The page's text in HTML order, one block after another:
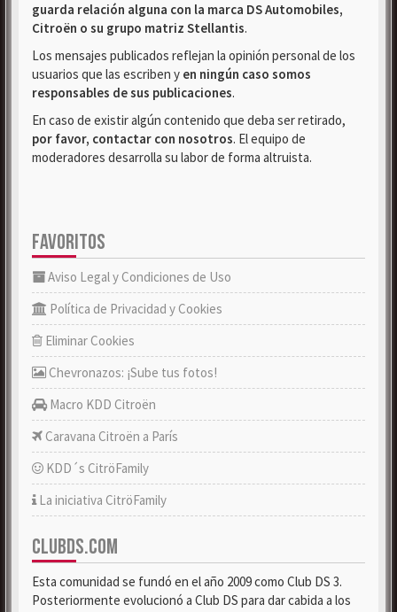
guarda relación alguna con la marca DS Automobiles,
Citroën o su grupo matriz Stellantis.
Los mensajes publicados reflejan la opinión personal de los
usuarios que las escriben y en ningún caso somos
responsables de sus publicaciones.
En caso de existir algún contenido que deba ser retirado,
por favor, contactar con nosotros. El equipo de
moderadores desarrolla su labor de forma altruista.
FAVORITOS
Aviso Legal y Condiciones de Uso
Política de Privacidad y Cookies
Eliminar Cookies
Chevronazos: ¡Sube tus fotos!
Macro KDD Citroën
Caravana Citroën a París
KDD´s CitröFamily
La iniciativa CitröFamily
CLUBDS.COM
Esta comunidad se fundó en el año 2009 como Club DS 3.
Posteriormente evolucionó a Club DS para dar cabida a los